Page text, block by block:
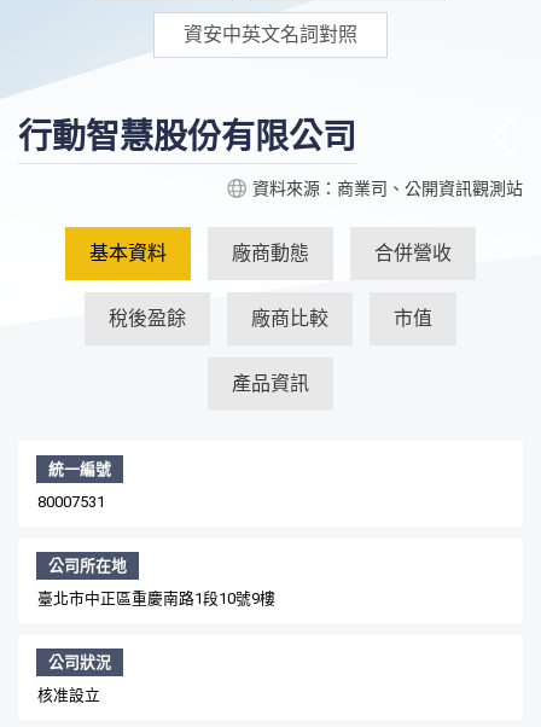
資安中英文名詞對照
行動智慧股份有限公司
資料來源：商業司、公開資訊觀測站
基本資料 廠商動態 合併營收
稅後盈餘 廠商比較 市值
產品資訊
統一編號
80007531
公司所在地
臺北市中正區重慶南路1段10號9樓
公司狀況
核准設立